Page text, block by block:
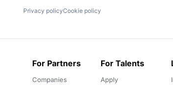
Privacy policyCookie policy
For Partners
Companies
For Talents
Apply